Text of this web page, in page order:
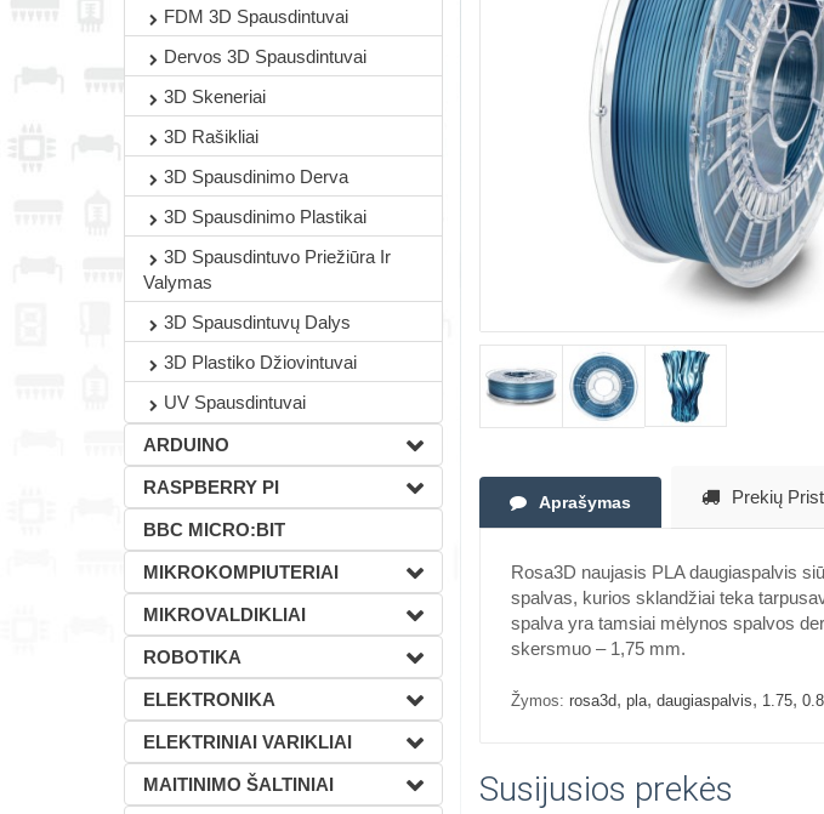
FDM 3D Spausdintuvai
Dervos 3D Spausdintuvai
3D Skeneriai
3D Rašikliai
3D Spausdinimo Derva
3D Spausdinimo Plastikai
3D Spausdintuvo Priežiūra Ir
Valymas
3D Spausdintuvų Dalys
3D Plastiko Džiovintuvai
UV Spausdintuvai
ARDUINO
RASPBERRY PI
BBC MICRO:BIT
MIKROKOMPIUTERIAI
MIKROVALDIKLIAI
ROBOTIKA
ELEKTRONIKA
ELEKTRINIAI VARIKLIAI
MAITINIMO ŠALTINIAI
Aprašymas Prekių
Rosa3D naujasis PLA daugiaspalvis
spalvas, kurios sklandžiai teka
spalva yra tamsiai mėlynos spalvos
skersmuo – 1,75 mm.
Žymos: rosa3d, pla, daugiaspalvis, 1.75, 0.8
Susijusios prekės